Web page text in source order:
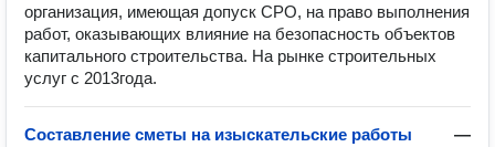
организация, имеющая допуск СРО, на право выполнения
работ, оказывающих влияние на безопасность объектов
капитального строительства. На рынке строительных
услуг с 2013года.
Составление сметы на изыскательские работы —